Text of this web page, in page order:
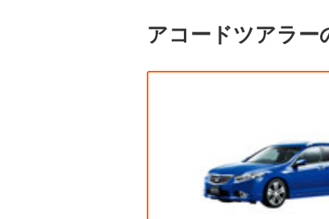
アコードツアラー